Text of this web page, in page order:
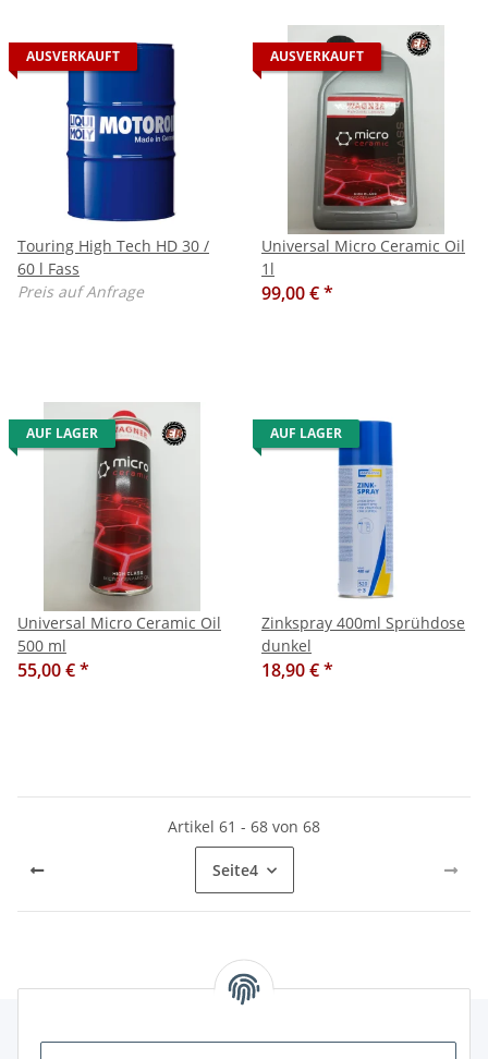
AUSVERKAUFT
Touring High Tech HD 30 /
60 l Fass
Preis auf Anfrage
AUSVERKAUFT
Universal Micro Ceramic Oil
1l
99,00 €*
AUF LAGER
Universal Micro Ceramic Oil
500 ml
55,00 €*
AUF LAGER
Zinkspray 400ml Sprühdose
dunkel
18,90 €*
Artikel 61 - 68 von 68
Seite4